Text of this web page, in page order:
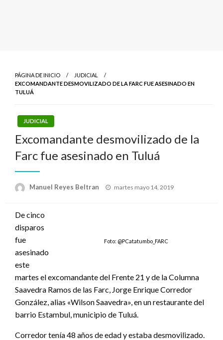
PÁGINA DE INICIO
JUDICIAL
EXCOMANDANTE DESMOVILIZADO DE LA FARC FUE ASESINADO EN
TULUÁ
JUDICIAL
Excomandante desmovilizado de la
Farc fue asesinado en Tuluá
Manuel Reyes Beltran
Publicado
martes mayo 14, 2019
Foto: @PCatatumbo_FARC
De cinco
disparos
fue
asesinado
este
martes el excomandante del Frente 21 y de la Columna
Saavedra Ramos de las Farc, Jorge Enrique Corredor
González, alias «Wilson Saavedra», en un restaurante del
barrio Estambul, municipio de Tuluá.
Corredor tenía 48 años de edad y estaba desmovilizado.